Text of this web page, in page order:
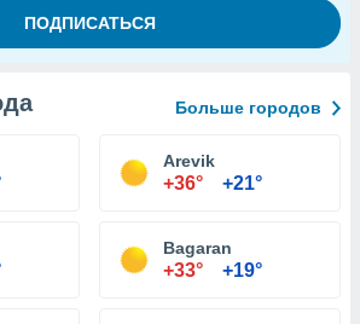
Больше городов
Arevik
+36° +21°
Bagaran
+33° +19°